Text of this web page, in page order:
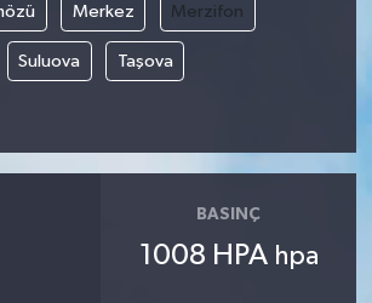
Merkez Merzifon
Suluova Taşova
BASINÇ
1008 HPA hpa